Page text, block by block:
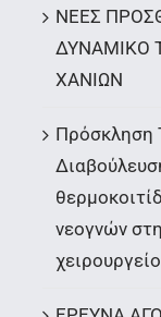
ΝΕΕΣ
ΔΥΝΑΜΙΚΟ
ΧΑΝΙΩΝ
Πρόσκληση
νεογνών